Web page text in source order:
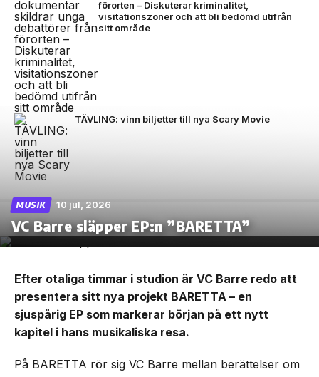
förorten – Diskuterar kriminalitet,
visitationszoner och att bli bedömd utifrån
sitt område
TÄVLING: vinn biljetter till nya Scary Movie
MUSIK 10 jul, 2026
VC Barre släpper EP:n ”BARETTA”
Efter otaliga timmar i studion är VC Barre redo att
presentera sitt nya projekt BARETTA – en
sjuspårig EP som markerar början på ett nytt
kapitel i hans musikaliska resa.
På BARETTA rör sig VC Barre mellan berättelser om